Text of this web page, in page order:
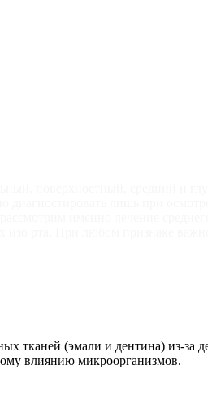
тканей (эмали и дентина) из-за
влиянию микроорганизмов.